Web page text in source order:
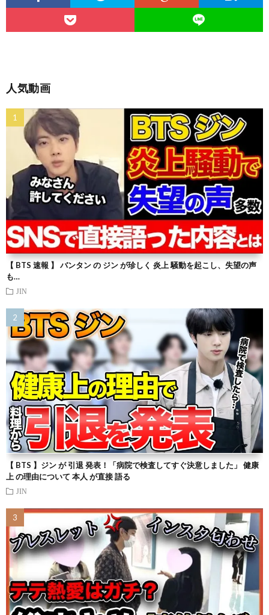
人気動画
【 BTS 速報 】 バンタン の ジン が珍しく 炎上 騒動を起こし、失望の声
も…
JIN
【 BTS 】ジン が 引退 発表！「病院で検査してすぐ決意しました」 健康
上 の理由について 本人 が直接 語る
JIN